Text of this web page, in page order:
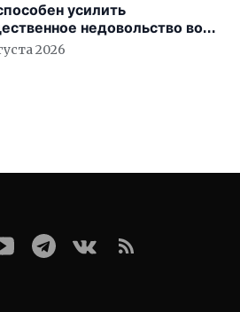
усилить
недовольство во
мире2026